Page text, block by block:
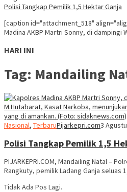
Polisi Tangkap Pemilik 1,5 Hektar Ganja
[caption id="attachment_518"
Madina AKBP Martri Sonny, di
HARI INI
Tag: Mandailing
Nasional, TerbaruPijarkepri.com3
Polisi Tangkap Pemilik 1,5
PIJARKEPRI.COM, Mandailing Natal –
Rangkuty, pemilik Ladang Ganja seluas
Tidak Ada Pos Lagi.